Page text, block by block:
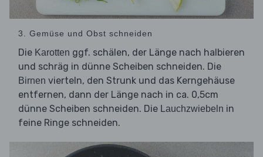
3. Gemüse und Obst schneiden
Die Karotten ggf. schälen, der Länge nach halbieren
und schräg in dünne Scheiben schneiden. Die
Birnen vierteln, den Strunk und das Kerngehäuse
entfernen, dann der Länge nach in ca. 0,5cm
dünne Scheiben schneiden. Die Lauchzwiebeln in
feine Ringe schneiden.